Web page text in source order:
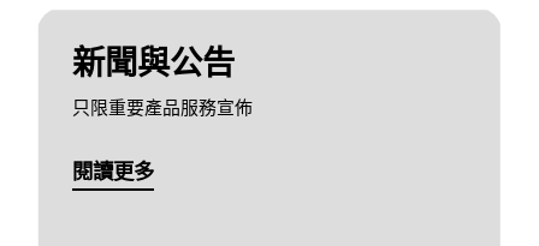
新聞與公告
只限重要產品服務宣佈
閱讀更多